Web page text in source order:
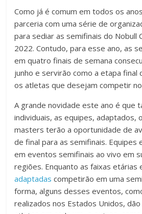
Como já é comum em todos os
parceria com uma série de
para sediar as semifinais do Nobull
2022. Contudo, para esse ano, as
em quatro finais de semana
junho e servirão como a etapa final
os atletas que desejam competir
A grande novidade este ano é que
individuais, as equipes, adaptados,
masters terão a oportunidade de
de final para as semifinais. Equipes
em eventos semifinais ao vivo em
regiões. Enquanto as faixas etárias
adaptadas competirão em uma
forma, alguns desses eventos,
realizados nos Estados Unidos, dão